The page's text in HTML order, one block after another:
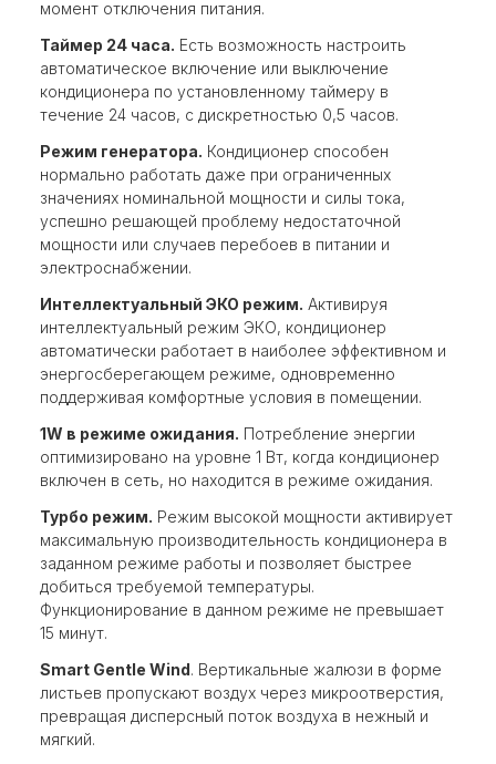
момент отключения питания.
Таймер 24 часа. Есть возможность настроить
автоматическое включение или выключение
кондиционера по установленному таймеру в
течение 24 часов, с дискретностью 0,5 часов.
Режим генератора. Кондиционер способен
нормально работать даже при ограниченных
значениях номинальной мощности и силы тока,
успешно решающей проблему недостаточной
мощности или случаев перебоев в питании и
электроснабжении.
Интеллектуальный ЭКО режим. Активируя
интеллектуальный режим ЭКО, кондиционер
автоматически работает в наиболее эффективном и
энергосберегающем режиме, одновременно
поддерживая комфортные условия в помещении.
1W в режиме ожидания. Потребление энергии
оптимизировано на уровне 1 Вт, когда кондиционер
включен в сеть, но находится в режиме ожидания.
Турбо режим. Режим высокой мощности активирует
максимальную производительность кондиционера в
заданном режиме работы и позволяет быстрее
добиться требуемой температуры.
Функционирование в данном режиме не превышает
15 минут.
Smart Gentle Wind. Вертикальные жалюзи в форме
листьев пропускают воздух через микроотверстия,
превращая дисперсный поток воздуха в нежный и
мягкий.